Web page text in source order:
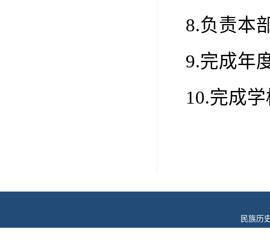
8.负责本
9.完成年
10.完成
民族历